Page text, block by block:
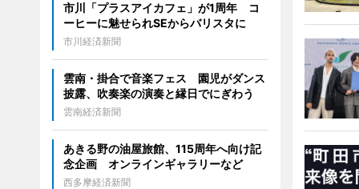
市川「プラスアイカフェ」が1周年 コ
ーヒーに魅せられSEからバリスタに
市川経済新聞
雲南・掛合で音楽フェス 園児がダンス
披露、吹奏楽の演奏と縁日でにぎわう
雲南経済新聞
あきる野の油屋旅館、115周年へ向け記
念企画 オンラインギャラリーなど
西多摩経済新聞